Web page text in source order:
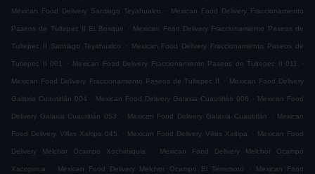
Mexican Food Delivery Santiago Teyahualco . Mexican Food Delivery Fraccionamiento
Paseos de Tultepec II El Bosque . Mexican Food Delivery Fraccionamiento Paseos de
Tultepec II Santiago Teyahualco . Mexican Food Delivery Fraccionamiento Paseos de
Tultepec II 001 . Mexican Food Delivery Fraccionamiento Paseos de Tultepec II 011 .
Mexican Food Delivery Fraccionamiento Paseos de Tultepec II . Mexican Food Delivery
Galaxia Cuautitlán 004 . Mexican Food Delivery Galaxia Cuautitlán 006 . Mexican Food
Delivery Galaxia Cuautitlán 053 . Mexican Food Delivery Galaxia Cuautitlán . Mexican
Food Delivery Villas Xaltipa 045 . Mexican Food Delivery Villas Xaltipa . Mexican Food
Delivery Melchor Ocampo Xochimiquia . Mexican Food Delivery Melchor Ocampo
Xacopinca . Mexican Food Delivery Melchor Ocampo El Terremoto . Mexican Food